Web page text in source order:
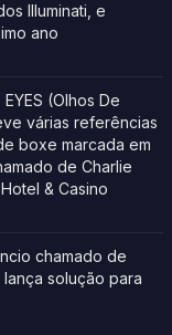
Illuminati, e
ano
(Olhos De
várias referências
boxe marcada em
de Charlie
& Casino
chamado de
solução para